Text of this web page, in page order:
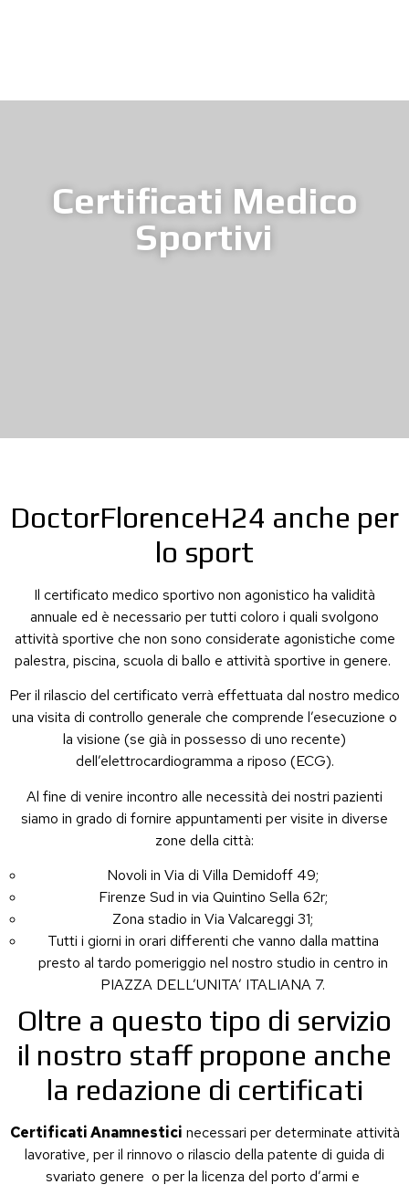
Certificati Medico
Sportivi
DoctorFlorenceH24 anche per
lo sport
Il certificato medico sportivo non agonistico ha validità
annuale ed è necessario per tutti coloro i quali svolgono
attività sportive che non sono considerate agonistiche come
palestra, piscina, scuola di ballo e attività sportive in genere.
Per il rilascio del certificato verrà effettuata dal nostro medico
una visita di controllo generale che comprende l’esecuzione o
la visione (se già in possesso di uno recente)
dell’elettrocardiogramma a riposo (ECG).
Al fine di venire incontro alle necessità dei nostri pazienti
siamo in grado di fornire appuntamenti per visite in diverse
zone della città:
Novoli in Via di Villa Demidoff 49;
Firenze Sud in via Quintino Sella 62r;
Zona stadio in Via Valcareggi 31;
Tutti i giorni in orari differenti che vanno dalla mattina
presto al tardo pomeriggio nel nostro studio in centro in
PIAZZA DELL’UNITA’ ITALIANA 7.
Oltre a questo tipo di servizio
il nostro staff propone anche
la redazione di certificati
Certificati Anamnestici necessari per determinate attività
lavorative, per il rinnovo o rilascio della patente di guida di
svariato genere o per la licenza del porto d’armi e